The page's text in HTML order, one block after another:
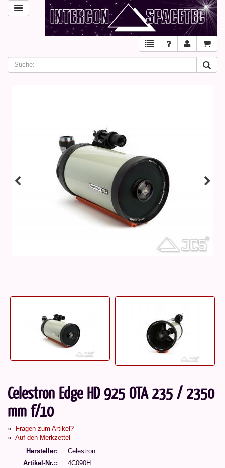
Celestron Edge HD 925 OTA 235 / 2350
mm f/10
Fragen zum Artikel?
Auf den Merkzettel
Hersteller
Celestron
Artikel-Nr.:
4C090H